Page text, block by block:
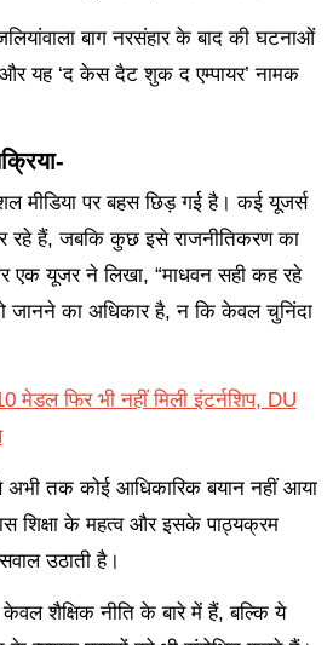
बाग नरसंहार के बाद की घटनाओं
यह ‘द केस दैट शुक द एम्पायर’ नामक
मीडिया पर बहस छिड़ गई है। कई यूजर्स
रहे हैं, जबकि कुछ इसे राजनीतिकरण का
एक यूजर ने लिखा, “माधवन सही कह रहे
जानने का अधिकार है, न कि केवल चुनिंदा
मेडल फिर भी नहीं मिली इंटर्नशिप, DU
से अभी तक कोई आधिकारिक बयान नहीं आया
शिक्षा के महत्व और इसके पाठ्यक्रम
उठाती है।
केवल शैक्षिक नीति के बारे में हैं, बल्कि ये